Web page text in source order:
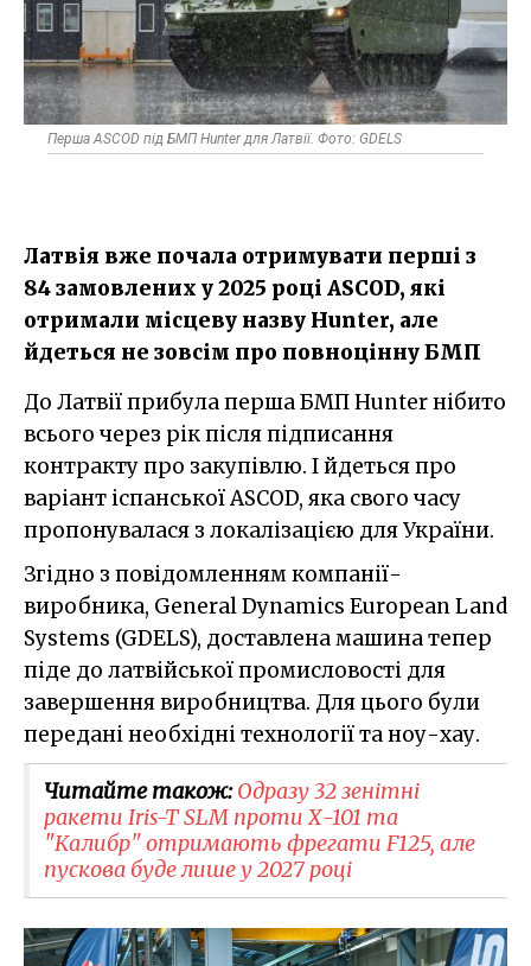
Перша ASCOD під БМП Hunter для Латвії. Фото: GDELS
Латвія вже почала отримувати перші з
84 замовлених у 2025 році ASCOD, які
отримали місцеву назву Hunter, але
йдеться не зовсім про повноцінну БМП
До Латвії прибула перша БМП Hunter нібито
всього через рік після підписання
контракту про закупівлю. І йдеться про
варіант іспанської ASCOD, яка свого часу
пропонувалася з локалізацією для України.
Згідно з повідомленням компанії-
виробника, General Dynamics European Land
Systems (GDELS), доставлена машина тепер
піде до латвійської промисловості для
завершення виробництва. Для цього були
передані необхідні технології та ноу-хау.
Читайте також:Одразу 32 зенітні
ракети Iris-T SLM проти Х-101 та
"Калибр" отримають фрегати F125, але
пускова буде лише у 2027 році